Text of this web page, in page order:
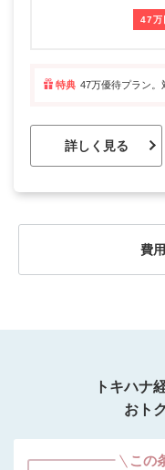
47万
特典 47万優待プラン
詳しく見る
費
トキハナ
おト
この